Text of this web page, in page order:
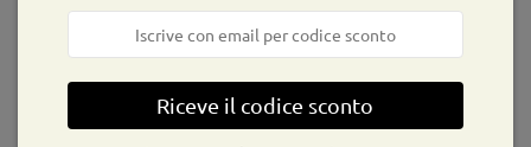
Consegnato
€5,00 M93552
Riceve il codice sconto